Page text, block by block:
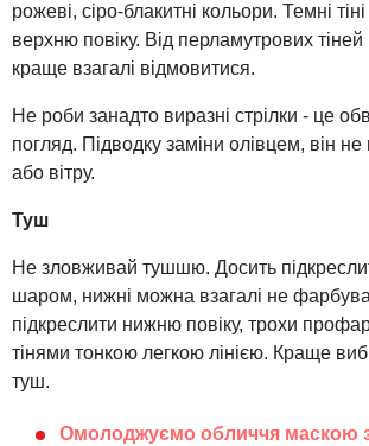
рожеві, сіро-блакитні кольори. Темні
верхню повіку. Від перламутрових тіней
краще взагалі відмовитися.
Не роби занадто виразні стрілки - це
погляд. Підводку заміни олівцем, він не
або вітру.
Туш
Не зловживай тушшю. Досить
шаром, нижні можна взагалі не
підкреслити нижню повіку, трохи
тінями тонкою легкою лінією. Краще
туш.
Омолоджуємо обличчя маскою